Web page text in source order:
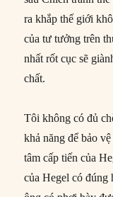
ra khắp thế giới
của tư tưởng trên
nhất rốt cục sẽ
chất.
Tôi không có đủ
khả năng để bảo
tâm cấp tiến của
của Hegel có đúng